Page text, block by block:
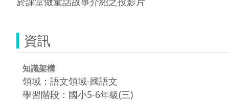
資訊
知識架構
領域：語文領域-國語文
學習階段：國小5-6年級(三)